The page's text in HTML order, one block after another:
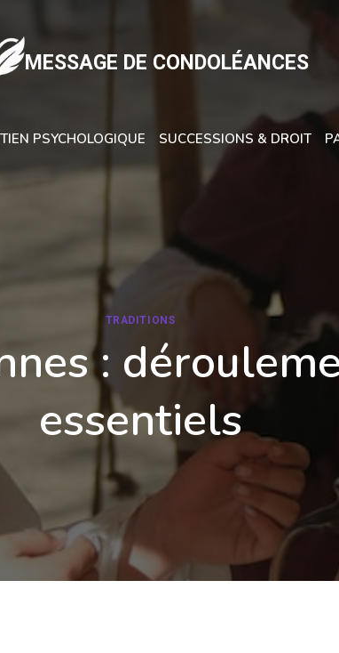
MESSAGE DE CONDOLÉANCES
PSYCHOLOGIQUE SUCCESSIONS & DROIT
TRADITIONS
:
essentiels